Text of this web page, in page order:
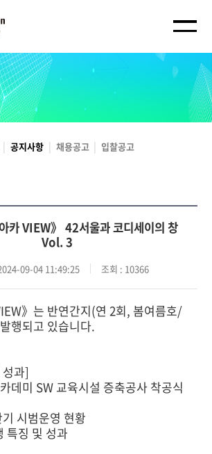
공지사항 채용공고
입찰공고
카 VIEW》 42서울과 코디세이의 창
Vol. 3
09-04 11:49:25 조회 : 10366
》는 반연간지(연 2회, 봄여름호/
행되고 있습니다.
과]
데미 SW 교육시설 증축공사 착공식
시범운영 현황
특징 및 성과